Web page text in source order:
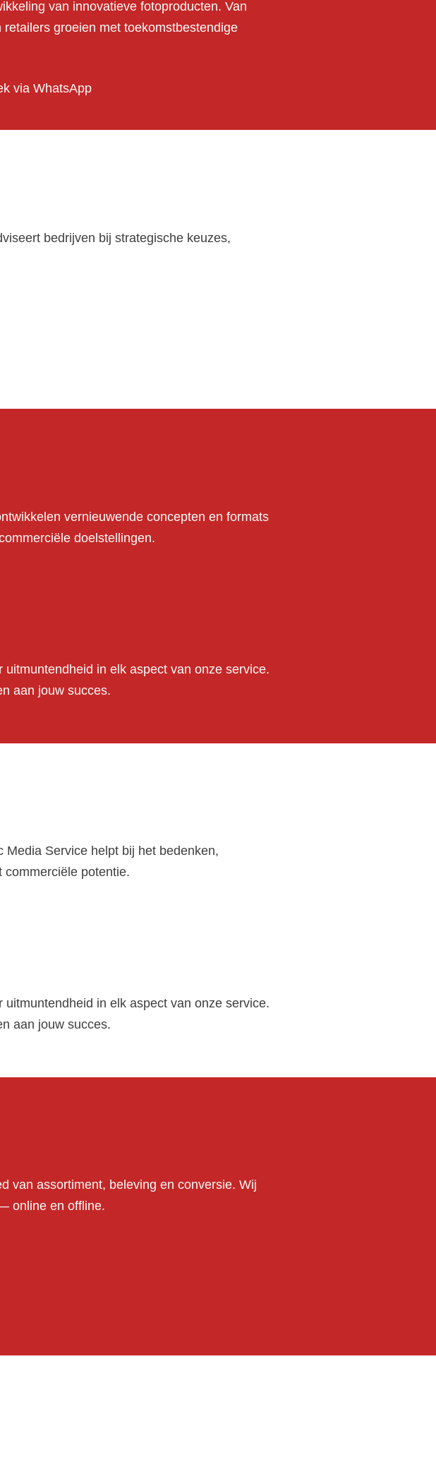
van innovatieve fotoproducten. Van
groeien met toekomstbestendige
via WhatsApp
bedrijven bij strategische keuzes,
vernieuwende concepten en formats
doelstellingen.
in elk aspect van onze service.
aan jouw succes.
Service helpt bij het bedenken,
potentie.
in elk aspect van onze service.
aan jouw succes.
van assortiment, beleving en conversie. Wij
online en offline.